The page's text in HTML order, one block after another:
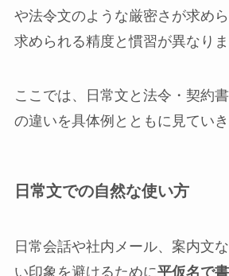
や法令文のような厳密さが求めら
求められる精度と慣習が異なりま
ここでは、日常文と法令・契約
の違いを具体例とともに見ていき
日常文での自然な使い方
日常会話や社内メール、案内文
い印象を避けるために平仮名で